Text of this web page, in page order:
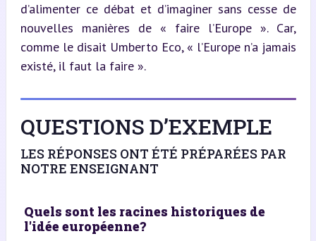
d’alimenter ce débat et d’imaginer sans cesse de
nouvelles manières de « faire l’Europe ». Car,
comme le disait Umberto Eco, « l’Europe n’a jamais
existé, il faut la faire ».
QUESTIONS D’EXEMPLE
LES RÉPONSES ONT ÉTÉ PRÉPARÉES PAR
NOTRE ENSEIGNANT
Quels sont les racines historiques de
l'idée européenne?